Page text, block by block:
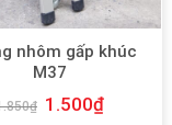
nhôm gấp khúc
M37
₫ 1.500₫